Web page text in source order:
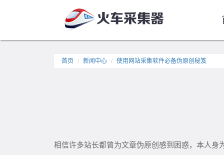
首页 新闻中心 使用网站采集软件必备伪原创秘笈
相信许多站长都曾为文章伪原创感到困惑，本人